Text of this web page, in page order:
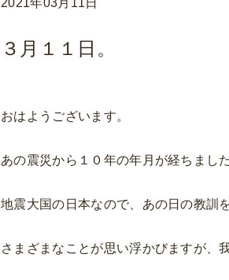
2021年03月11日
３月１１日。
おはようございます。
あの震災から１０年の年月が経ちまし
地震大国の日本なので、あの日の教訓
さまざまなことが思い浮かびますが、